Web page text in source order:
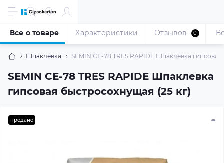
Шпаклевка SEMIN СЕ-78 TRES RAPIDE Шпаклевка
SEMIN СЕ-78 TRES RAPIDE Шпаклевка
гипсовая быстросохнущая (25 кг)
Все о товаре Характеристики Отзывов 0
продано